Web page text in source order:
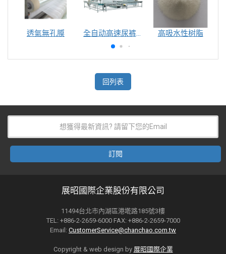
透氣無孔膜 全自动高速尿裤包装机（自动换号） 高吸水性树脂
回列表
展昭國際企業股份有限公司
11494台北市內湖區港墘路185號3樓
TEL: +886-2-2659-6000 FAX: +886-2-2659-7000
Email: CustomerService@chanchao.com.tw
Copyright & web design by 展昭國際企業